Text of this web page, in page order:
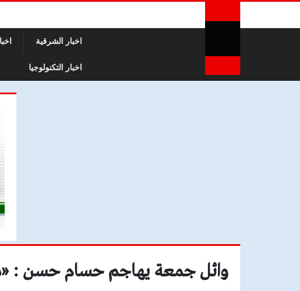
اخبار الشرقية
اخبار التكنولوجيا
وائل جمعة يهاجم حسام حسن :